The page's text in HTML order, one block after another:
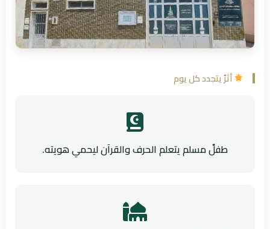
أثرٌ يتجدد كل يوم
طفلٌ مسلم يتعلم الحرف والقرآن ليحمي هويته.